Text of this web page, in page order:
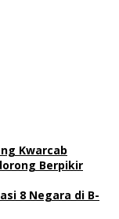
Kwarcab
Berpikir
8 Negara di B-